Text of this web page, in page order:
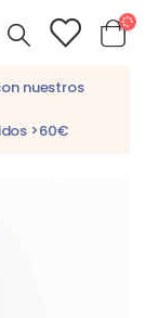
nuestros
>60€